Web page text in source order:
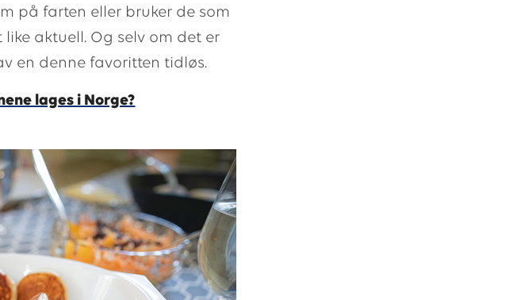
på farten eller bruker de som
aktuell. Og selv om det er
en denne favoritten tidløs.
lages i Norge?